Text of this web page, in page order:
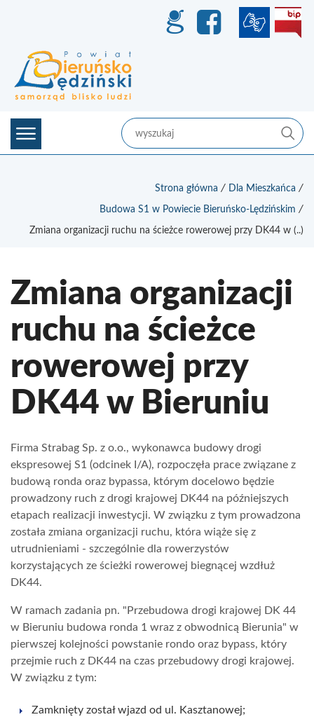
GEO-
szukaj
Strona główna / Dla Mieszkańca /
Budowa S1 w Powiecie Bieruńsko-Lędzińskim /
Zmiana organizacji ruchu na ścieżce rowerowej przy DK44 w (..)
Zmiana organizacji
ruchu na ścieżce
rowerowej przy
DK44 w Bieruniu
Firma Strabag Sp. z o.o., wykonawca budowy drogi
ekspresowej S1 (odcinek I/A), rozpoczęła prace związane z
budową ronda oraz bypassa, którym docelowo będzie
prowadzony ruch z drogi krajowej DK44 na późniejszych
etapach realizacji inwestycji. W związku z tym prowadzona
została zmiana organizacji ruchu, która wiąże się z
utrudnieniami - szczególnie dla rowerzystów
korzystających ze ścieżki rowerowej biegnącej wzdłuż
DK44.
W ramach zadania pn. "Przebudowa drogi krajowej DK 44
w Bieruniu budowa ronda 1 wraz z obwodnicą Bierunia" w
pierwszej kolejności powstanie rondo oraz bypass, który
przejmie ruch z DK44 na czas przebudowy drogi krajowej.
W związku z tym:
Zamknięty został wjazd od ul. Kasztanowej;